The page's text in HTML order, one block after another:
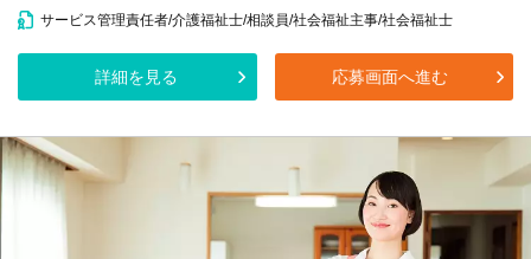
サービス管理責任者/介護福祉士/相談員/社会福祉主事/社会福祉士
詳細を見る 応募画面へ進む